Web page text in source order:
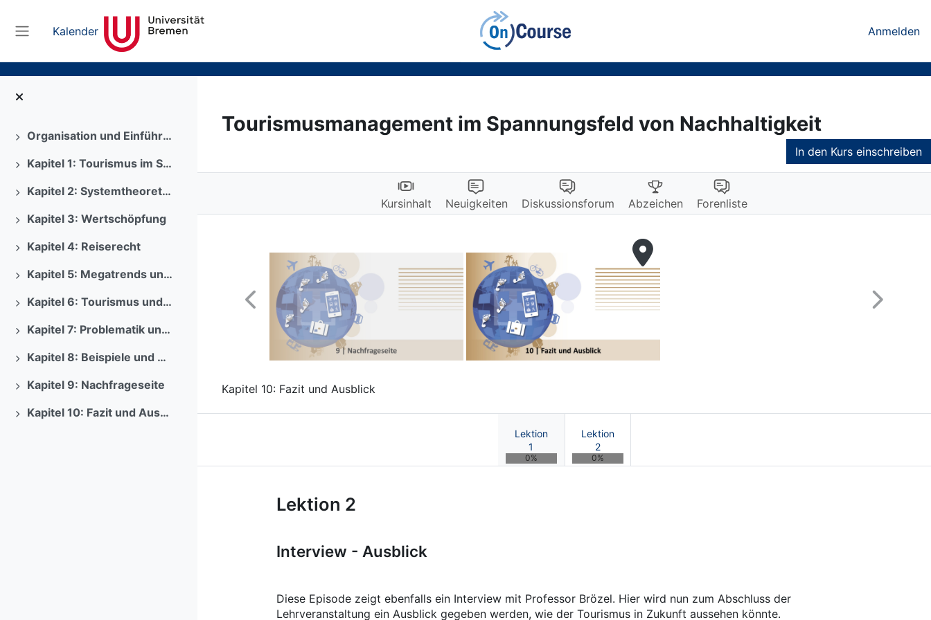
Website-Übersicht
Kalender Anmelden
Ausklappen Organisation und Einführung
Ausklappen Kapitel 1: Tourismus im Spannungsfeld von Nachhaltigkeit
Ausklappen Kapitel 2: Systemtheoretische Grundlagen
Ausklappen
Kapitel 3: Wertschöpfung
Ausklappen
Kapitel 4: Reiserecht
Ausklappen Kapitel 5: Megatrends und Strukturwandel
Ausklappen Kapitel 6: Tourismus und Ethik
Ausklappen Kapitel 7: Problematik und Lösungsansätze
Ausklappen Kapitel 8: Beispiele und Ansätze
Ausklappen
Kapitel 9: Nachfrageseite
Ausklappen Kapitel 10: Fazit und Ausblick
Tourismusmanagement im Spannungsfeld von Nachhaltigkeit
In den Kurs einschreiben
Kursinhalt Neuigkeiten Diskussionsforum Abzeichen Forenliste
Previous
Kapitel 10: Fazit und Ausblick
Lektion
1
0%
Lektion
2
0%
Kurs: Tourismusmanagement im Spannungsfeld von Nachhaltigkeit |
Lektion 2
Interview - Ausblick
Diese Episode zeigt ebenfalls ein Interview mit Professor Brözel. Hier wird nun zum Abschluss der
Lehrveranstaltung ein Ausblick gegeben werden, wie der Tourismus in Zukunft aussehen könnte.